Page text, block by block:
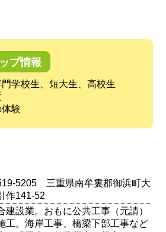
プ情報
学校生、短大生、高校生
験
5205 三重県南牟婁郡御浜町大
作141-52
建設業。おもに公共工事（元請）
工。海岸工事、橋梁下部工事など